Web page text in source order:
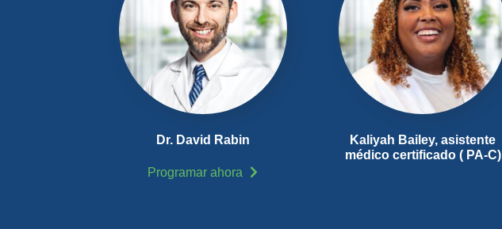
Dr. David Rabin
Programar ahora
Kaliyah Bailey, asistente
médico certificado ( PA-C)